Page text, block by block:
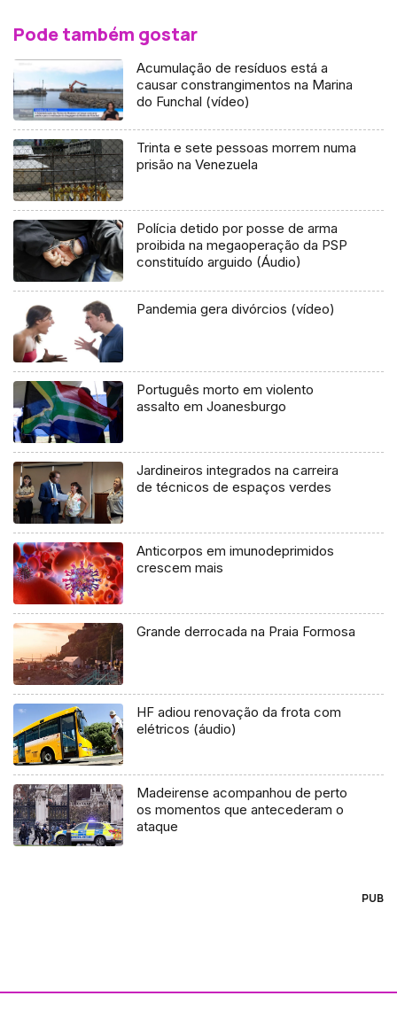
Pode também gostar
Acumulação de resíduos está a
causar constrangimentos na Marina
do Funchal (vídeo)
Trinta e sete pessoas morrem numa
prisão na Venezuela
Polícia detido por posse de arma
proibida na megaoperação da PSP
constituído arguido (Áudio)
Pandemia gera divórcios (vídeo)
Português morto em violento
assalto em Joanesburgo
Jardineiros integrados na carreira
de técnicos de espaços verdes
Anticorpos em imunodeprimidos
crescem mais
Grande derrocada na Praia Formosa
HF adiou renovação da frota com
elétricos (áudio)
Madeirense acompanhou de perto
os momentos que antecederam o
ataque
PUB